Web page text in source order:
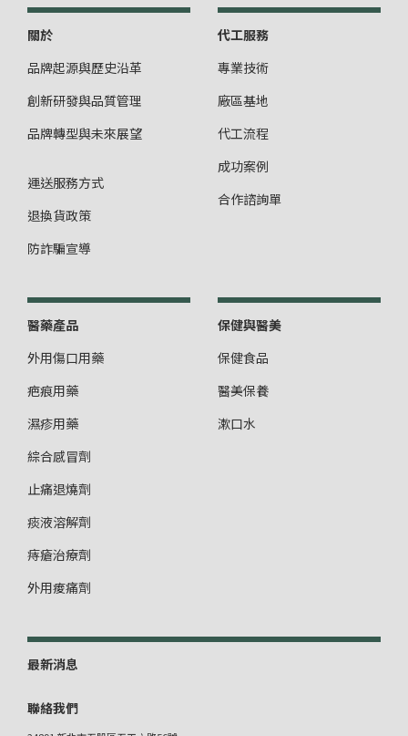
關於
品牌起源與歷史沿革
創新研發與品質管理
品牌轉型與未來展望
運送服務方式
退換貨政策
防詐騙宣導
代工服務
專業技術
廠區基地
代工流程
成功案例
合作諮詢單
醫藥產品
外用傷口用藥
疤痕用藥
濕疹用藥
綜合感冒劑
止痛退燒劑
痰液溶解劑
痔瘡治療劑
外用痠痛劑
保健與醫美
保健食品
醫美保養
漱口水
最新消息
聯絡我們